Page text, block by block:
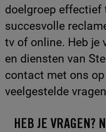
doelgroep effectief
succesvolle
tv of online. Heb je
en diensten van
contact met ons
veelgestelde
HEB JE VRAGEN?